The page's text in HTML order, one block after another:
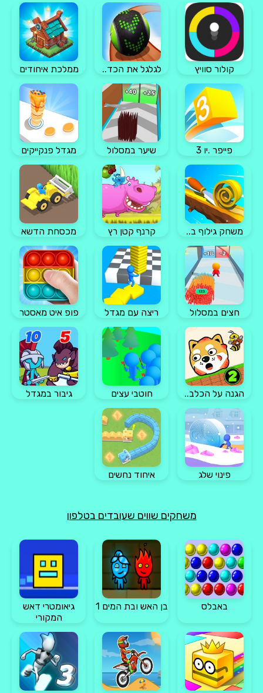
קולור סוויץ לגלגל את הכד.. ממלכת איחודים
פייפר .יו 3 שיער במסלול מגדל פנקייקים
משחק גילוף ב.. קרנף קטן רץ מכסחת הדשא
חצים במסלול ריצה עם מגדל פופ איט מאסטר
הגנה על הכלב.. חוטבי עצים גיבור במגדל
פינוי שלג איחוד נחשים
משחקים שווים שעובדים בטלפון
באבלס בן האש ובת המים 1
גיאומטרי דאש
המקורי